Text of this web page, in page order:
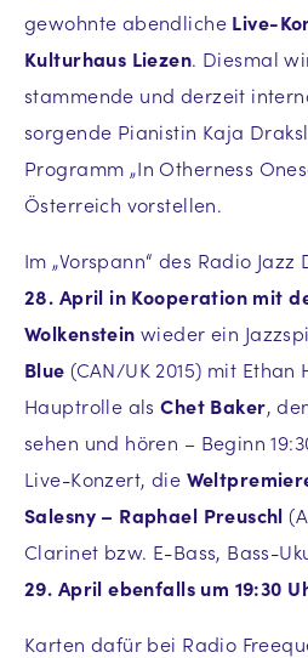
gewohnte abendliche Live-
Kulturhaus Liezen. Diesmal
stammende und derzeit
sorgende Pianistin Kaja
Programm „In Otherness
Österreich vorstellen.
Im „Vorspann“ des Radio Jazz
28. April in Kooperation mit
Wolkenstein wieder ein
Blue (CAN/UK 2015) mit Ethan
Hauptrolle alsChet Baker,
sehen und hören – Beginn
Live-Konzert, die
Salesny – Raphael Preuschl
Clarinet bzw. E-Bass, Bass-
29. April ebenfalls um 19:30
Karten dafür bei Radio